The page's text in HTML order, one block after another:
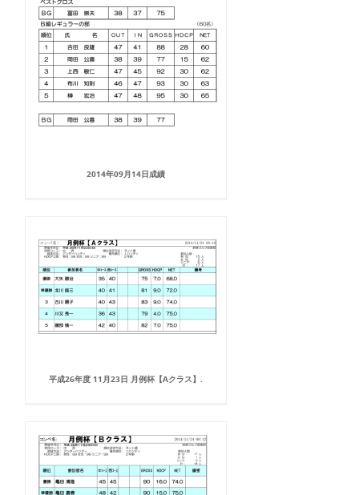
2014年09月14日成績
平成26年度 11月23日 月例杯【Aクラス】.